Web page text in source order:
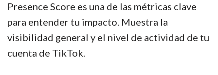
Presence Score es una de las métricas clave
para entender tu impacto. Muestra la
visibilidad general y el nivel de actividad de tu
cuenta de TikTok.